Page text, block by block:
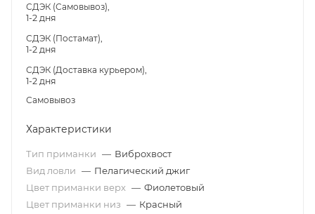
СДЭК (Самовывоз),
1-2 дня
СДЭК (Постамат),
1-2 дня
СДЭК (Доставка курьером),
1-2 дня
Самовывоз
Характеристики
Тип приманки — Виброхвост
Вид ловли — Пелагический джиг
Цвет приманки верх — Фиолетовый
Цвет приманки низ — Красный